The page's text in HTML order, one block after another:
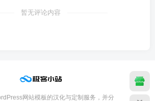
暂无评论内容
网站模板的汉化与定制服务，并分